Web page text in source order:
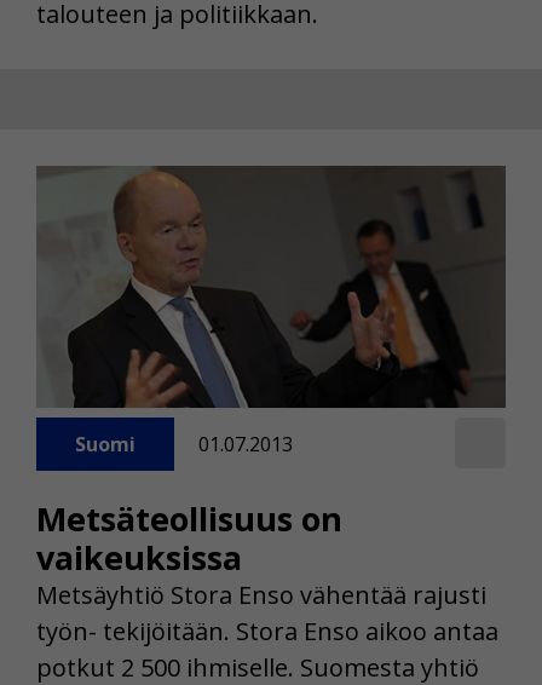
talouteen ja politiikkaan.
Metsäteollisuus on
vaikeuksissa
Suomi 01.07.2013
Metsäyhtiö Stora Enso vähentää rajusti
työn- tekijöitään. Stora Enso aikoo antaa
potkut 2 500 ihmiselle. Suomesta yhtiö